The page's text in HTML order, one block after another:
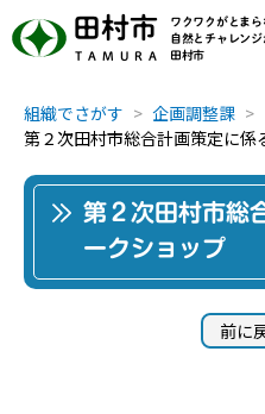
田村市
TAMURA
ワクワクがとまら
自然とチャレン
田村市
組織でさがす
企画調整課
第２次田村市総合計画策定に係
第２次田村市総
ークショップ
前に